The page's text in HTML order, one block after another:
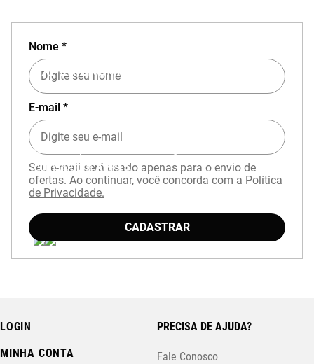
EXPERIÊNCIA MIZUNO NO APP
Baixe o aplicativo Mizuno e garanta
com cupomAPP15.
Nome *
E-mail *
Seu e-mail será usado apenas para o envio de
ofertas. Ao continuar, você concorda com a Política
de Privacidade.
CADASTRAR
LOGIN
MINHA CONTA
PRECISA DE AJUDA?
Fale Conosco